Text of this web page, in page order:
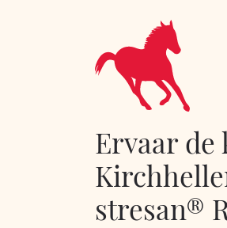
Ervaar de
stresan®